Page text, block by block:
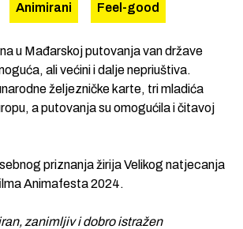
Animirani Feel-good
u Mađarskoj putovanja van države
ali većini i dalje nepriuštiva.
željezničke karte, tri mladića
a putovanja su omogućila i čitavoj
priznanjažirija Velikog natjecanja
Animafesta 2024.
zanimljiv i dobro istražen